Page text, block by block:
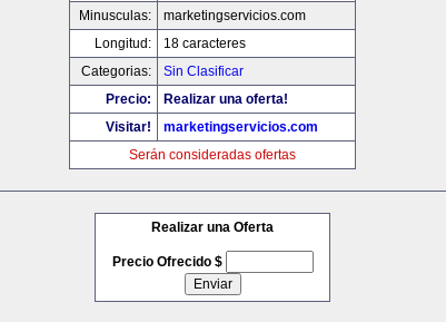
Minusculas:
marketingservicios.com
Longitud:
18 caracteres
Categorias:
Sin Clasificar
Precio:
Realizar una oferta!
Visitar!
marketingservicios.com
Serán consideradas ofertas
Realizar una Oferta
Precio Ofrecido $